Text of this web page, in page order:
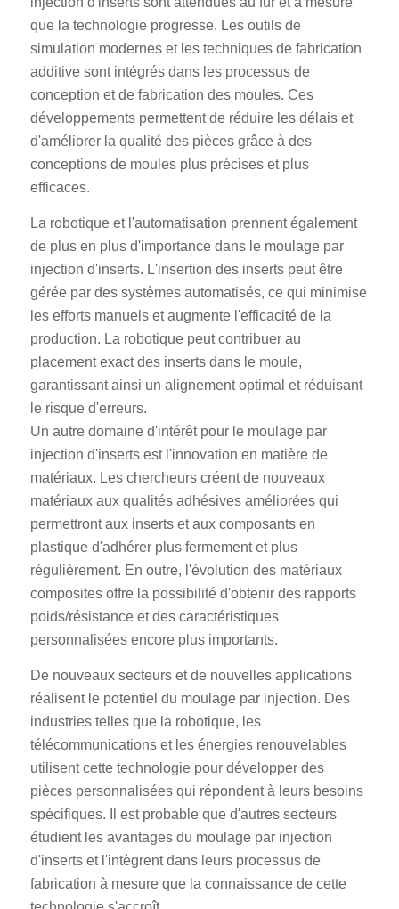
que la technologie progresse. Les outils de
simulation modernes et les techniques de fabrication
additive sont intégrés dans les processus de
conception et de fabrication des moules. Ces
développements permettent de réduire les délais et
d'améliorer la qualité des pièces grâce à des
conceptions de moules plus précises et plus
efficaces.
La robotique et l'automatisation prennent également
de plus en plus d'importance dans le moulage par
injection d'inserts. L'insertion des inserts peut être
gérée par des systèmes automatisés, ce qui minimise
les efforts manuels et augmente l'efficacité de la
production. La robotique peut contribuer au
placement exact des inserts dans le moule,
garantissant ainsi un alignement optimal et réduisant
le risque d'erreurs.
Un autre domaine d'intérêt pour le moulage par
injection d'inserts est l'innovation en matière de
matériaux. Les chercheurs créent de nouveaux
matériaux aux qualités adhésives améliorées qui
permettront aux inserts et aux composants en
plastique d'adhérer plus fermement et plus
régulièrement. En outre, l'évolution des matériaux
composites offre la possibilité d'obtenir des rapports
poids/résistance et des caractéristiques
personnalisées encore plus importants.
De nouveaux secteurs et de nouvelles applications
réalisent le potentiel du moulage par injection. Des
industries telles que la robotique, les
télécommunications et les énergies renouvelables
utilisent cette technologie pour développer des
pièces personnalisées qui répondent à leurs besoins
spécifiques. Il est probable que d'autres secteurs
étudient les avantages du moulage par injection
d'inserts et l'intègrent dans leurs processus de
fabrication à mesure que la connaissance de cette